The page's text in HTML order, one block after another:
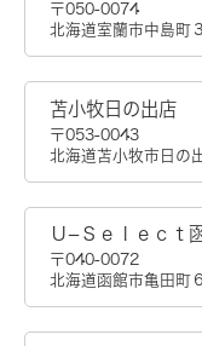
〒050-0074
北海道室蘭市中島町
苫小牧日の出店
〒053-0043
北海道苫小牧市日の
Ｕ−Ｓｅｌｅｃｔ
〒040-0072
北海道函館市亀田町